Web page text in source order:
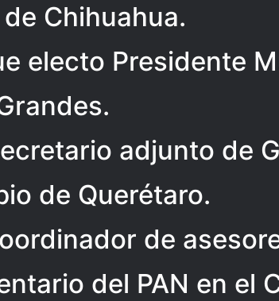
Chihuahua.
electo Presidente
adjunto de
de Querétaro.
de
del PAN en el